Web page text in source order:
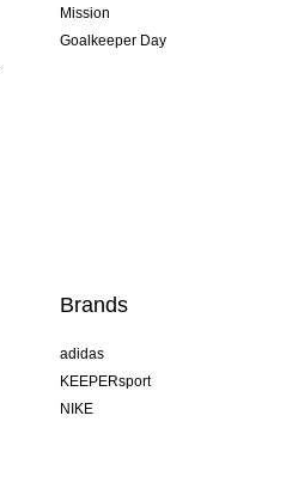
Mission
Goalkeeper Day
Brands
adidas
KEEPERsport
NIKE